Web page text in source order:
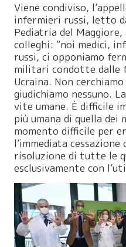
Viene condiviso,
infermieri russi, letto
Pediatria del
colleghi: “noi medici,
russi, ci opponiamo
militari condotte dalle
Ucraina. Non
giudichiamo nessuno.
vite umane. È difficile
più umana di quella dei
momento difficile per
l’immediata
risoluzione di tutte le
esclusivamente con